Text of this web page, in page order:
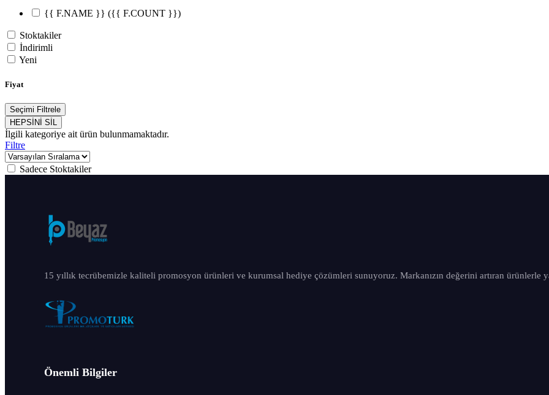
{{ F.NAME }} ({{ F.COUNT }})
Stoktakiler
İndirimli
Yeni
Fiyat
Seçimi Filtrele
HEPSİNİ SİL
İlgili kategoriye ait ürün bulunmamaktadır.
Filtre
Sadece Stoktakiler
15 yıllık tecrübemizle kaliteli promosyon ürünleri ve kurumsal hediye çözümleri sunuyoruz. Markanızın değerini artıran ürünlerle
Önemli Bilgiler